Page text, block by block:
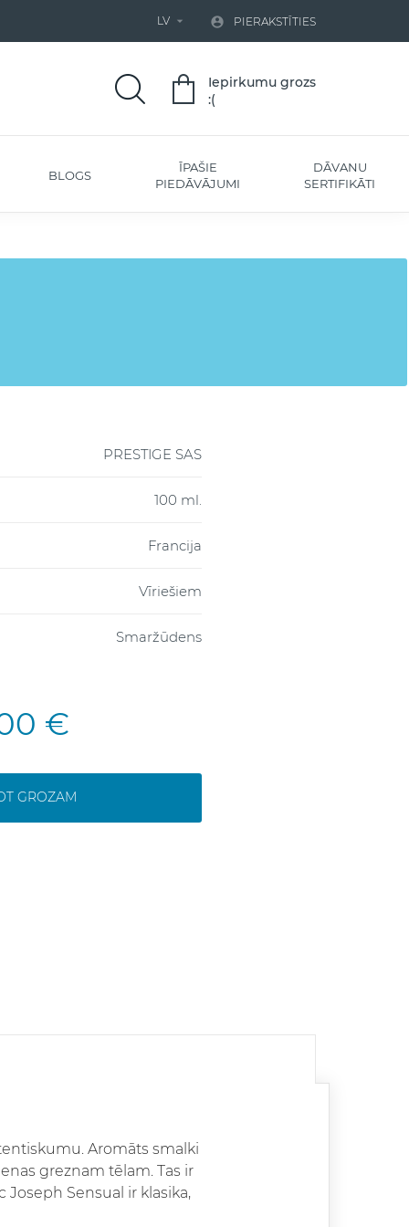
LV   PIERAKSTĪTIES
Iepirkumu grozs
:(
BLOGS
ĪPAŠIE
PIEDĀVĀJUMI
DĀVANU
SERTIFIKĀTI
PRESTIGE SAS
100 ml.
Francija
Vīriešiem
Smaržūdens
€
GROZAM
Aromāts smalki
greznam tēlam. Tas ir
Sensual ir klasika,